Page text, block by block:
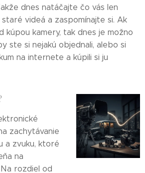
dnes natáčajte čo vás len
videá a zaspomínajte si. Ak
kúpou kamery, tak dnes je možno
ste si nejakú objednali, alebo si
na internete a kúpili si ju
zachytávanie
a zvuku, ktoré
na
rozdiel od